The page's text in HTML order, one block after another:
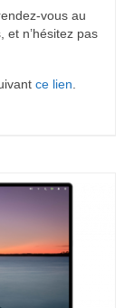
vous au
et n’hésitez pas
ce lien